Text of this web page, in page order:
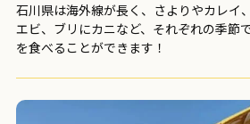
石川県は海外線が長く、さよりやカレイ
エビ、ブリにカニなど、それぞれの季節
を食べることができます！